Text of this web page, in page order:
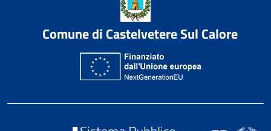
Comune di Castelvetere Sul Calore